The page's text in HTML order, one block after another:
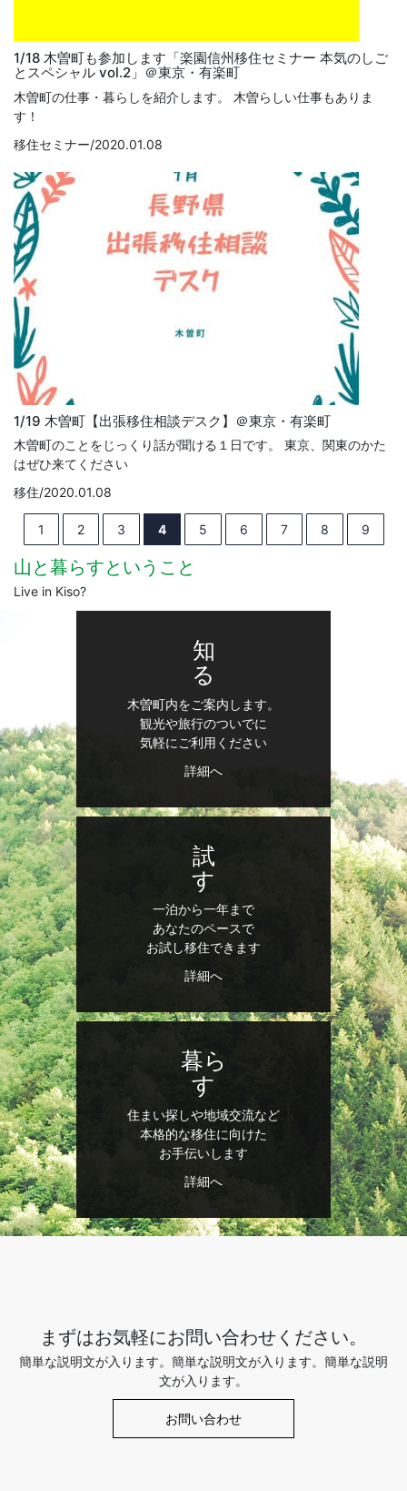
1/18 木曽町も参加します「楽園信州移住セミナー 本気のしご
とスペシャル vol.2」＠東京・有楽町
木曽町の仕事・暮らしを紹介します。 木曽らしい仕事もありま
す！
移住セミナー/2020.01.08
1/19 木曽町【出張移住相談デスク】＠東京・有楽町
木曽町のことをじっくり話が聞ける１日です。 東京、関東のかた
はぜひ来てください
移住/2020.01.08
1 2 3 4 5 6 7 8 9
山と暮らすということ
Live in Kiso?
知
る
木曽町内をご案内します。
観光や旅行のついでに
気軽にご利用ください
詳細へ
試
す
一泊から一年まで
あなたのペースで
お試し移住できます
詳細へ
暮ら
す
住まい探しや地域交流など
本格的な移住に向けた
お手伝いします
詳細へ
まずはお気軽にお問い合わせください。
簡単な説明文が入ります。簡単な説明文が入ります。簡単な説明
文が入ります。
お問い合わせ